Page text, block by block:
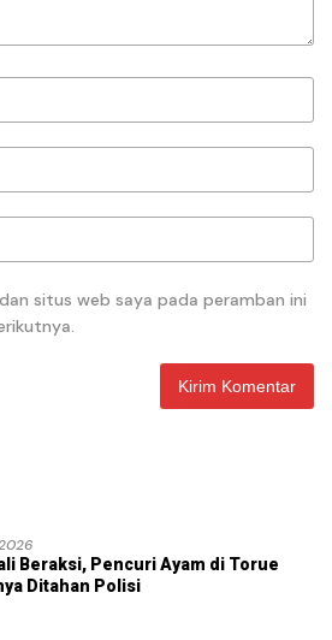
situs web saya pada peramban ini
Beraksi, Pencuri Ayam di Torue
Ditahan Polisi